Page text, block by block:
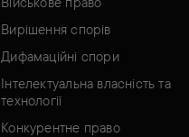
Вирішення спорів
Дифамаційні спори
Інтелектуальна власність та
технології
Конкурентне право